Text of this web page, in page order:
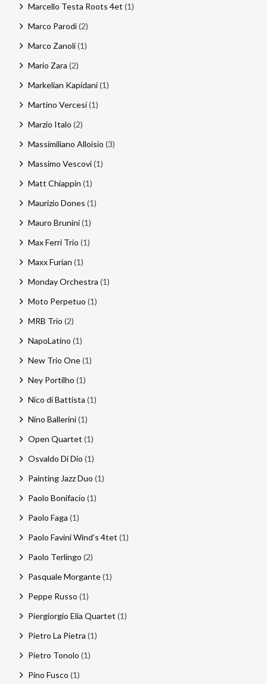
Marcello Testa Roots 4et (1)
Marco Parodi(2)
Marco Zanoli(1)
Mario Zara (2)
Markelian Kapidani(1)
Martino Vercesi(1)
Marzio Italo (2)
Massimiliano Alloisio (3)
Massimo Vescovi(1)
Matt Chiappin (1)
Maurizio Dones (1)
Mauro Brunini(1)
Max Ferri Trio (1)
Maxx Furian (1)
Monday Orchestra (1)
Moto Perpetuo (1)
MRB Trio (2)
NapoLatino (1)
New Trio One(1)
Ney Portilho (1)
Nico di Battista (1)
Nino Ballerini(1)
Open Quartet (1)
Osvaldo Di Dio (1)
Painting Jazz Duo (1)
Paolo Bonifacio (1)
Paolo Faga (1)
Paolo Favini Wind’s 4tet (1)
Paolo Terlingo (2)
Pasquale Morgante(1)
Peppe Russo (1)
Piergiorgio Elia Quartet (1)
Pietro La Pietra (1)
Pietro Tonolo (1)
Pino Fusco (1)